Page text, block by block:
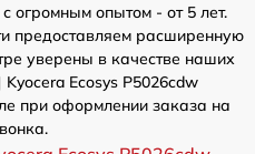
огромным опытом - от 5 лет.
предоставляем расширенную
уверены в качестве наших
Ecosys P5026cdw
при оформлении заказа на